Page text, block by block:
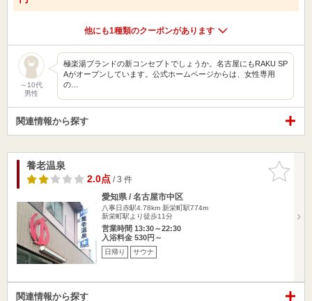
他にも1種類のクーポンがあります
～10代
男性
極楽湯ブランドの新コンセプトでしょうか。名古屋にもRAKU SP
Aがオープンしています。公式ホームページからは、女性専用
の…
関連情報から探す
お気に入
りに追加
養老温泉
2.0点/ 3 件
愛知県 / 名古屋市中区
八事日赤駅4.78km 新栄町駅774m
新栄町駅より徒歩11分
営業時間 13:30～22:30
入浴料金 530円～
日帰り サウナ
関連情報から探す